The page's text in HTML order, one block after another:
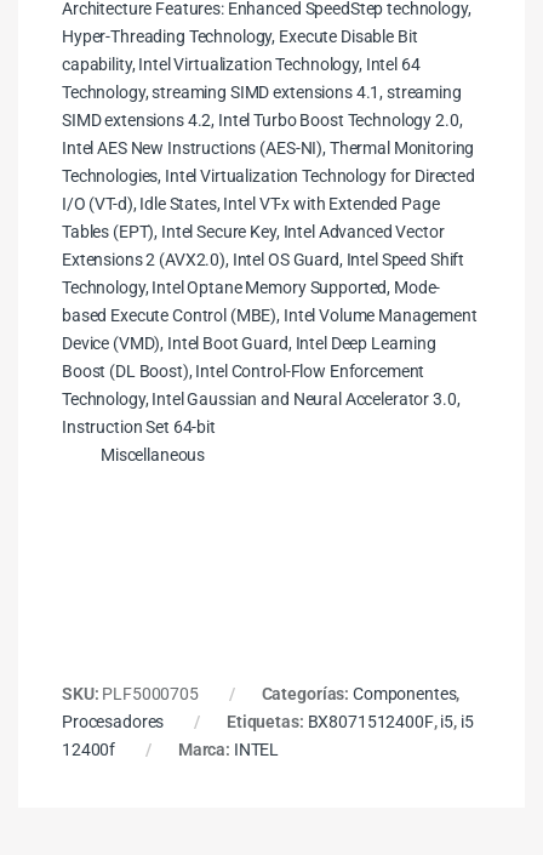
Architecture Features: Enhanced SpeedStep technology,
Hyper-Threading Technology, Execute Disable Bit
capability, Intel Virtualization Technology, Intel 64
Technology, streaming SIMD extensions 4.1, streaming
SIMD extensions 4.2, Intel Turbo Boost Technology 2.0,
Intel AES New Instructions (AES-NI), Thermal Monitoring
Technologies, Intel Virtualization Technology for Directed
I/O (VT-d), Idle States, Intel VT-x with Extended Page
Tables (EPT), Intel Secure Key, Intel Advanced Vector
Extensions 2 (AVX2.0), Intel OS Guard, Intel Speed Shift
Technology, Intel Optane Memory Supported, Mode-
based Execute Control (MBE), Intel Volume Management
Device (VMD), Intel Boot Guard, Intel Deep Learning
Boost (DL Boost), Intel Control-Flow Enforcement
Technology, Intel Gaussian and Neural Accelerator 3.0,
Instruction Set 64-bit
Miscellaneous
SKU: PLF5000705 Categorías: Componentes,
Procesadores
Etiquetas: BX8071512400F,i5, i5
12400f
Marca: INTEL